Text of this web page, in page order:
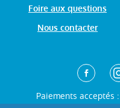
Foire aux questions
Nous contacter
Paiements acceptés :